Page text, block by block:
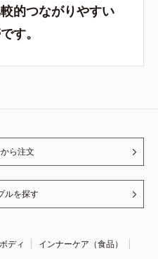
的つながりやすい
す。
ら注文
ルを探す
ディ
インナーケア（食品）